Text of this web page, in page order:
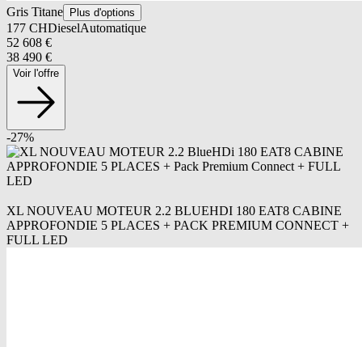
Gris Titane Plus d'options
177 CHDieselAutomatique
52 608 €
38 490 €
Voir l'offre
-27%
XL NOUVEAU MOTEUR 2.2 BLUEHDI 180 EAT8 CABINE
APPROFONDIE 5 PLACES + PACK PREMIUM CONNECT +
FULL LED